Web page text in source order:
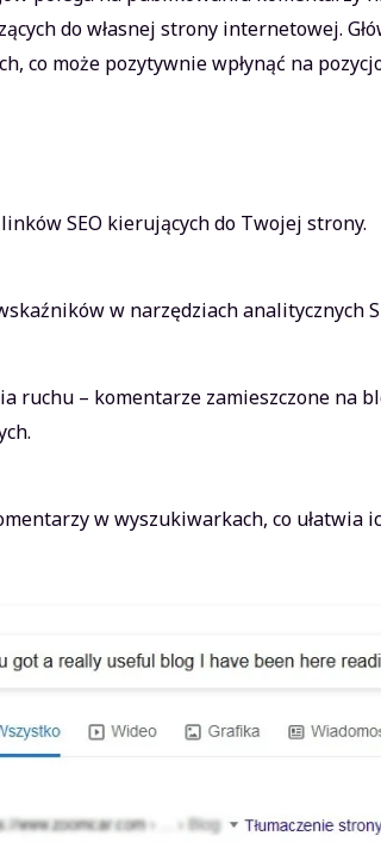
do własnej strony internetowej.
co może pozytywnie wpłynąć na
SEO kierujących do Twojej strony.
w narzędziach analitycznych
ruchu – komentarze zamieszczone na
w wyszukiwarkach, co ułatwia